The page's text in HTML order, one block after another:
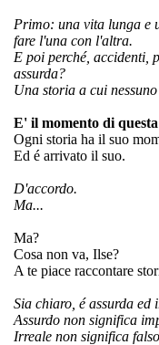
Primo: una vita lunga e
fare l'una con l'altra.
E poi perché, accidenti,
assurda?
Una storia a cui
E' il momento di
Ogni storia ha il suo
Ed é arrivato il suo.
D'accordo.
Ma...
Ma?
Cosa non va, Ilse?
A te piace raccontare
Sia chiaro, é assurda ed
Assurdo non significa
Irreale non significa